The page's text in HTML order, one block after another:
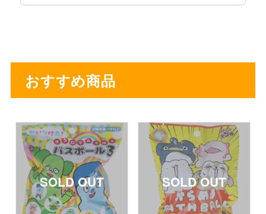
おすすめ商品